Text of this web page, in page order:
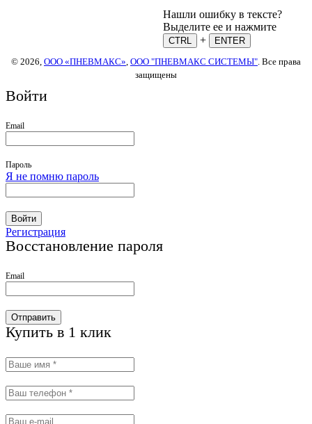
Нашли ошибку в тексте?
Выделите ее и нажмите
CTRL +
ENTER
© 2026, ООО «ПНЕВМАКС», ООО "ПНЕВМАКС СИСТЕМЫ". Все права
защищены
Войти
Email
Пароль
Я не помню пароль
Войти
Регистрация
Восстановление пароля
Email
Отправить
Купить в 1 клик